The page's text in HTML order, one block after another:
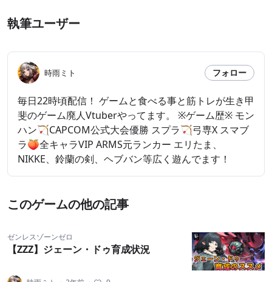
執筆ユーザー
時雨ミト フォロー
毎日22時頃配信！ ゲームと食べる事と筋トレが生き甲
斐のゲーム廃人Vtuberやってます。 ※ゲーム歴※ モン
ハン🏹CAPCOM公式大会優勝 スプラ🏹弓専X スマブ
ラ🍑全キャラVIP ARMS元ランカー エリたま、
NIKKE、鈴蘭の剣、ヘブバン等広く遊んでます！
このゲームの他の記事
ゼンレスゾーンゼロ
【ZZZ】ジェーン・ドゥ育成状況